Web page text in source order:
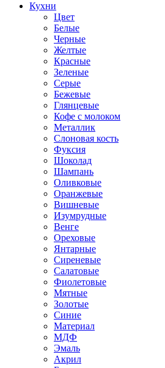
Кухни
Цвет
Белые
Черные
Желтые
Красные
Зеленые
Серые
Бежевые
Глянцевые
Кофе с молоком
Металлик
Слоновая кость
Фуксия
Шоколад
Шампань
Оливковые
Оранжевые
Вишневые
Изумрудные
Венге
Ореховые
Янтарные
Сиреневые
Салатовые
Фиолетовые
Мятные
Золотые
Синие
Материал
МДФ
Эмаль
Акрил